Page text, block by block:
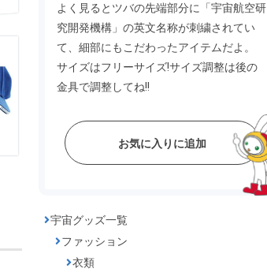
よく見るとツバの先端部分に「宇宙航空研
究開発機構」の英文名称が刺繍されてい
て、細部にもこだわったアイテムだよ。
サイズはフリーサイズ!サイズ調整は後の
金具で調整してね!!
お気に入りに追加
宇宙グッズ一覧
ファッション
衣類